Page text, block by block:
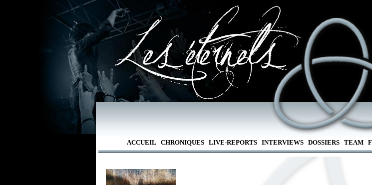
ACCUEIL CHRONIQUES LIVE-REPORTS INTERVIEWS DOSSIERS TEAM